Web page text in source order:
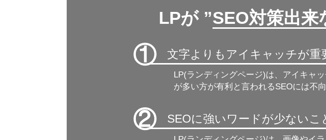
LPが ”SEO対策出来
① 文字よりもアイキャッチが重
LP(ランディングページ)は、アイキャ
が多い方が有利と言われるSEOには不
② SEOに強いワードが少ないこ